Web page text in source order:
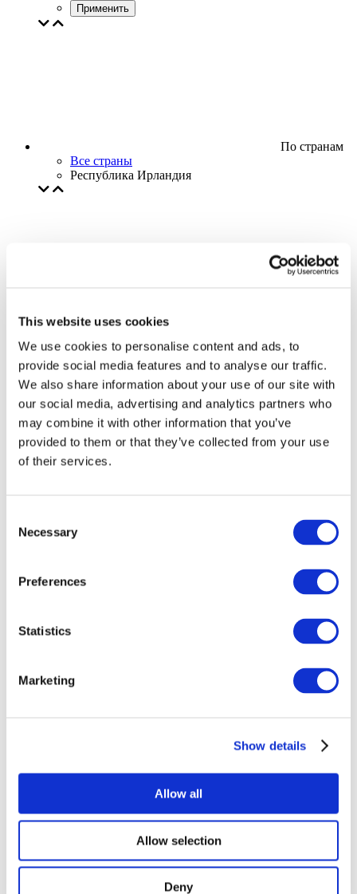
This website uses cookies
We use cookies to personalise content and ads, to
provide social media features and to analyse our traffic.
We also share information about your use of our site with
our social media, advertising and analytics partners who
may combine it with other information that you’ve
provided to them or that they’ve collected from your use
of their services.
Selection
Necessary
Preferences
Statistics
Marketing
Show details
Allow all
Allow selection
Deny
Применить
По странам
Все страны
Республика Ирландия
Творческий вечер
Наше спецпредложение
Применить